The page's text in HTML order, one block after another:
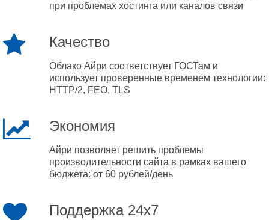
при проблемах хостинга или каналов связи
Качество
Облако Айри соответствует ГОСТам и
использует проверенные временем технологии:
HTTP/2, FEO, TLS
Экономия
Айри позволяет решить проблемы
производительности сайта в рамках вашего
бюджета: от 60 рублей/день
Поддержка 24x7